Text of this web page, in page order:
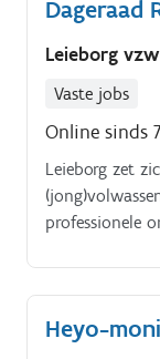
Dageraad
Leieborg
Vaste jobs
Online sinds
Leieborg zet
professionele
kunnen wij
weg Dageraad
jongeren en
Heyo-